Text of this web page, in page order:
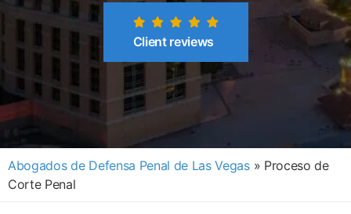
Client reviews
Abogados de Defensa Penal de Las Vegas » Proceso de
Corte Penal